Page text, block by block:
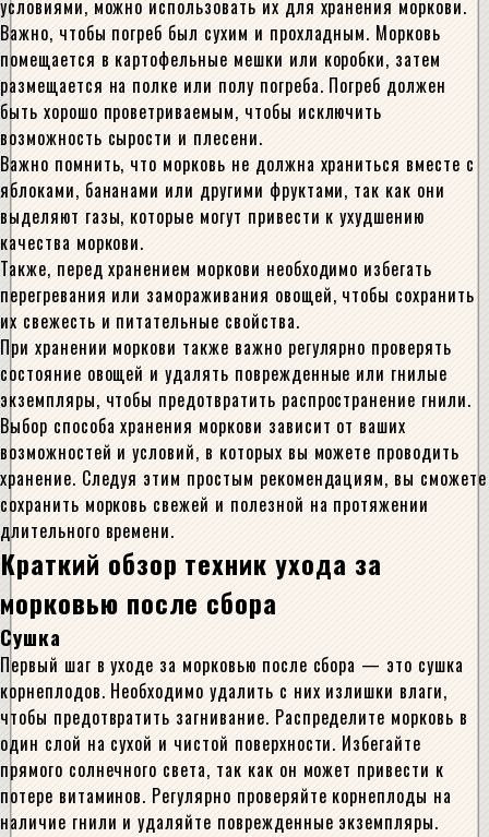
условиями, можно использовать их для хранения моркови.
Важно, чтобы погреб был сухим и прохладным. Морковь
помещается в картофельные мешки или коробки, затем
размещается на полке или полу погреба. Погреб должен
быть хорошо проветриваемым, чтобы исключить
возможность сырости и плесени.
Важно помнить, что морковь не должна храниться вместе с
яблоками, бананами или другими фруктами, так как они
выделяют газы, которые могут привести к ухудшению
качества моркови.
Также, перед хранением моркови необходимо избегать
перегревания или замораживания овощей, чтобы сохранить
их свежесть и питательные свойства.
При хранении моркови также важно регулярно проверять
состояние овощей и удалять поврежденные или гнилые
экземпляры, чтобы предотвратить распространение гнили.
Выбор способа хранения моркови зависит от ваших
возможностей и условий, в которых вы можете проводить
хранение. Следуя этим простым рекомендациям, вы сможете
сохранить морковь свежей и полезной на протяжении
длительного времени.
Краткий обзор техник ухода за
морковью после сбора
Сушка
Первый шаг в уходе за морковью после сбора — это сушка
корнеплодов. Необходимо удалить с них излишки влаги,
чтобы предотвратить загнивание. Распределите морковь в
один слой на сухой и чистой поверхности. Избегайте
прямого солнечного света, так как он может привести к
потере витаминов. Регулярно проверяйте корнеплоды на
наличие гнили и удаляйте поврежденные экземпляры.